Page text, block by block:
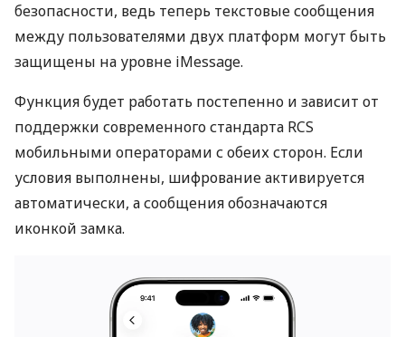
безопасности, ведь теперь текстовые сообщения
между пользователями двух платформ могут быть
защищены на уровне iMessage.
Функция будет работать постепенно и зависит от
поддержки современного стандарта RCS
мобильными операторами с обеих сторон. Если
условия выполнены, шифрование активируется
автоматически, а сообщения обозначаются
иконкой замка.